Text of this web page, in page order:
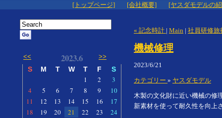
[トップページ] [会社概要] [ヤスダモデルの
« 記念時計 | Main | 社員研修旅
機械修理
2023/6/21
カテゴリー » ヤスダモデル
木製の文化財に近い機械の修
新素材を使って耐久性を向上
<< 2023.6 >>
S M T W T F S
1 2
3
4
5 6 7 8 9
10
11
12 13 14 15 16
17
18
19 20 21 22 23
24